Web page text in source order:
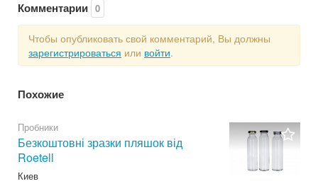
Комментарии 0
Чтобы опубликовать свой комментарий, Вы должны
зарегистрироваться или войти.
Похожие
Пробники
Безкоштовні зразки пляшок від
Roetell
Киев